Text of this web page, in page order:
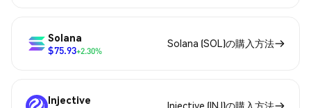
Solana
$75.93+2.30%
Solana (SOL)の購入方法
Injective
Injective (INJ)の購入方法